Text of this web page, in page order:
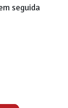
seguida